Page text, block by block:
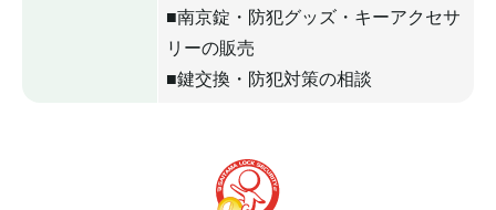
■南京錠・防犯グッズ・キーアクセサ
リーの販売
■鍵交換・防犯対策の相談